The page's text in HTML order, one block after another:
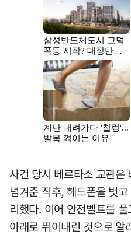
사건 당시 베르타소 교관은
넘겨준 직후, 헤드폰을 벗
리했다. 이어 안전벨트를
아래로 뛰어내린 것으로 알